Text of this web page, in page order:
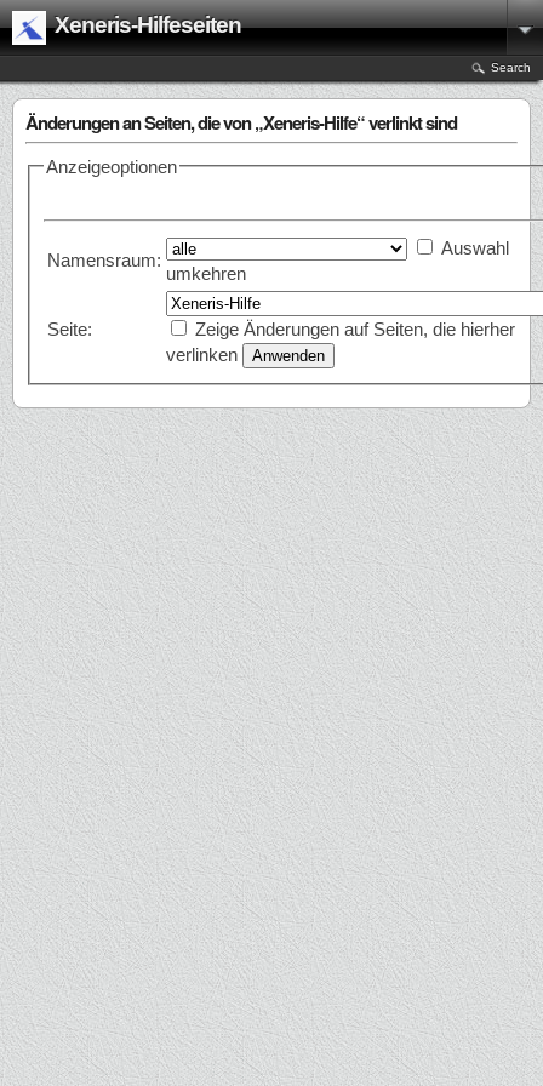
Xeneris-Hilfeseiten
Search
Änderungen an Seiten, die von „Xeneris-Hilfe“ verlinkt sind
Anzeigeoptionen
Namensraum:
Auswahl
umkehren
Seite:
Zeige Änderungen auf Seiten, die hierher
verlinken